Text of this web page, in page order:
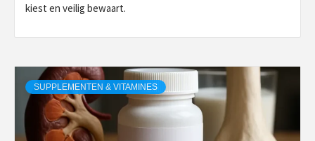
kiest en veilig bewaart.
SUPPLEMENTEN & VITAMINES